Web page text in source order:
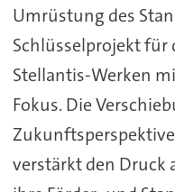
Umrüstung des
Schlüsselprojekt für
Stellantis-Werken
Fokus. Die
verstärkt den Druck